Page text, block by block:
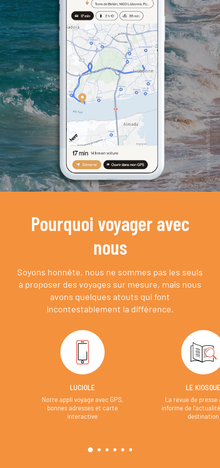
Pourquoi voyager avec
nous
Soyons honnête, nous ne sommes pas les seuls
à proposer des voyages sur mesure, mais nous
avons quelques atouts qui font
incontestablement la différence.
LUCIOLE
Notre appli voyage avec GPS,
bonnes adresses et carte
interactive
LE
La revue de presse
informe de
destination